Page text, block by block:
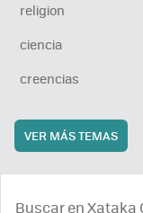
religion
ciencia
creencias
VER MÁS TEMAS